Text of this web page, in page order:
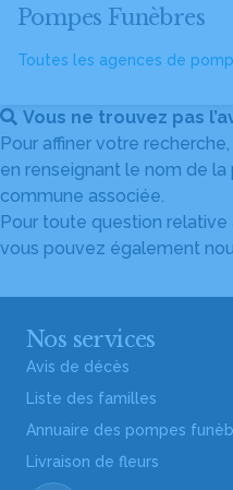
Pompes Funèbres
Toutes les agences de
Vous ne trouvez pas
Pour affiner votre
en renseignant le nom de
commune associée.
Pour toute question
vous pouvez également
Nos services
Avis de décès
Liste des familles
Annuaire des pompes
Livraison de fleurs